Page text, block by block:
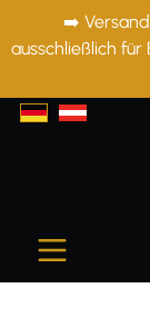
springen
➡️
ausschließlich